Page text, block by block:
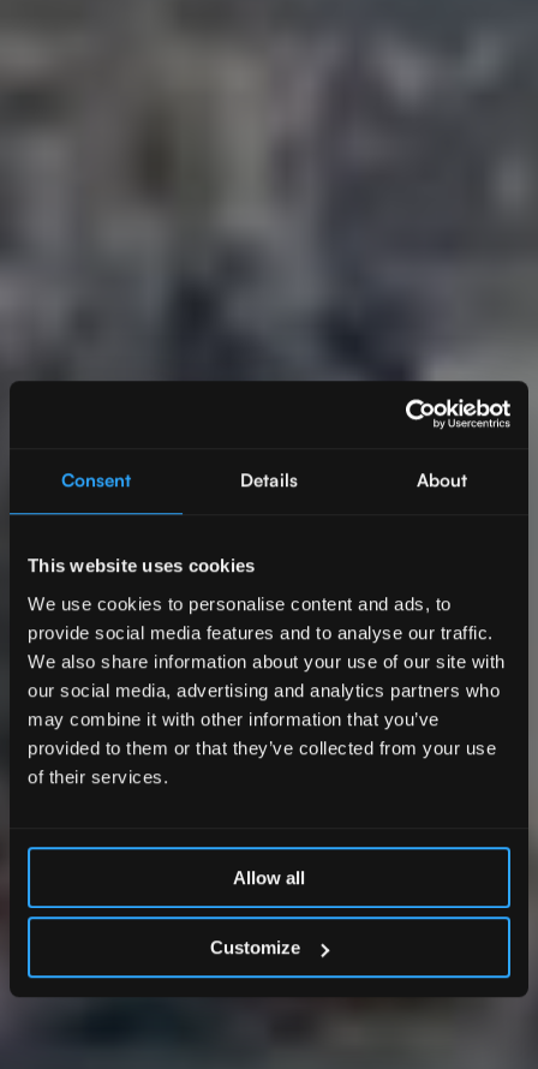
Consent Details About
This website uses cookies
We use cookies to personalise content and ads, to
provide social media features and to analyse our traffic.
We also share information about your use of our site with
our social media, advertising and analytics partners who
may combine it with other information that you’ve
provided to them or that they’ve collected from your use
of their services.
Allow all
Customize